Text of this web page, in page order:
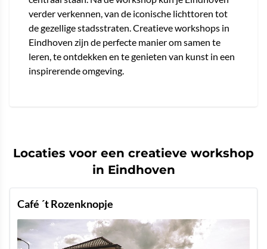
verder verkennen, van de iconische lichttoren tot
de gezellige stadsstraten. Creatieve workshops in
Eindhoven zijn de perfecte manier om samen te
leren, te ontdekken en te genieten van kunst in een
inspirerende omgeving.
Locaties voor een creatieve workshop
in Eindhoven
Café ´t Rozenknopje